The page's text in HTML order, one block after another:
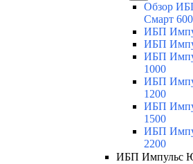
Обзор
Смарт
ИБП
ИБП
ИБП
1000
ИБП
1200
ИБП
1500
ИБП
2200
ИБП Импульс